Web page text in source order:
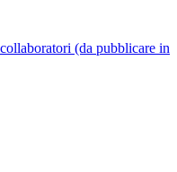
(da pubblicare in